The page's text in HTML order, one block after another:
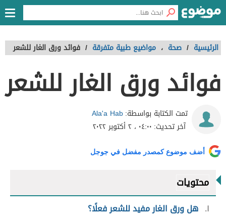
الرئيسية / صحة ، مواضيع طبية متفرقة / فوائد ورق الغار للشعر
فوائد ورق الغار للشعر
تمت الكتابة بواسطة:Ala'a Hab
آخر تحديث: ٠٤:٠٠ ، ٢ أكتوبر ٢٠٢٢
أضف موضوع كمصدر مفضل في جوجل
محتويات
١ هل ورق الغار مفيد للشعر فعلًا؟